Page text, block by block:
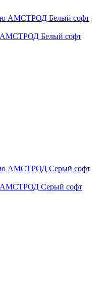
АМСТРОД Белый софт
АМСТРОД Серый софт